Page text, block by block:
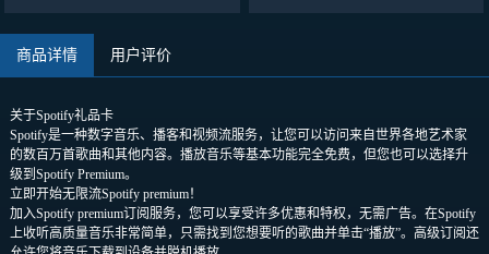
商品详情 用户评价
关于Spotify礼品卡
Spotify是一种数字音乐、播客和视频流服务，让您可以访问来自世界各地艺术家
的数百万首歌曲和其他内容。播放音乐等基本功能完全免费，但您也可以选择升
级到Spotify Premium。
立即开始无限流Spotify premium！
加入Spotify premium订阅服务，您可以享受许多优惠和特权，无需广告。在Spotify
上收听高质量音乐非常简单，只需找到您想要听的歌曲并单击“播放”。高级订阅还